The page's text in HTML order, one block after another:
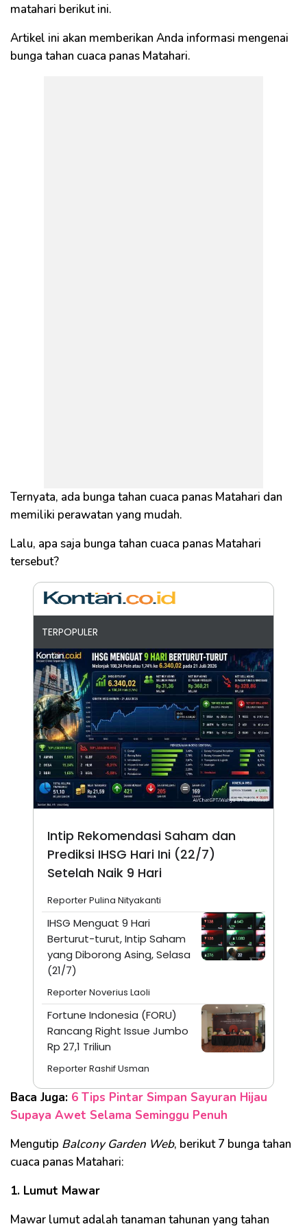
matahari berikut ini.
Artikel ini akan memberikan Anda informasi mengenai
bunga tahan cuaca panas Matahari.
Ternyata, ada bunga tahan cuaca panas Matahari dan
memiliki perawatan yang mudah.
Lalu, apa saja bunga tahan cuaca panas Matahari
tersebut?
TERPOPULER
Intip Rekomendasi Saham dan
Prediksi IHSG Hari Ini (22/7)
Setelah Naik 9 Hari
Reporter Pulina Nityakanti
IHSG Menguat 9 Hari
Berturut-turut, Intip Saham
yang Diborong Asing, Selasa
(21/7)
Reporter Noverius Laoli
Fortune Indonesia (FORU)
Rancang Right Issue Jumbo
Rp 27,1 Triliun
Reporter Rashif Usman
Baca Juga: 6 Tips Pintar Simpan Sayuran Hijau
Supaya Awet Selama Seminggu Penuh
Mengutip Balcony Garden Web, berikut 7 bunga tahan
cuaca panas Matahari:
1. Lumut Mawar
Mawar lumut adalah tanaman tahunan yang tahan